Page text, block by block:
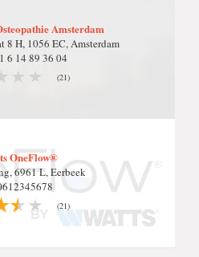
Amsterdam
8 H, 1056 EC, Amsterdam
6 14 89 36 04
(21)
OneFlow®
6961 L, Eerbeek
(21)